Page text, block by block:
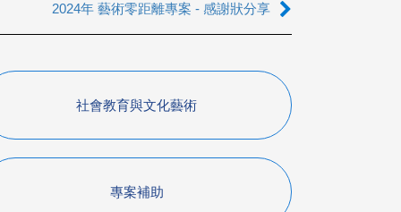
2024年 藝術零距離專案 - 感謝狀分享
社會教育與文化藝術
專案補助